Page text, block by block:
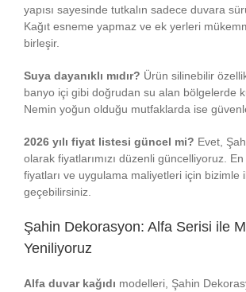
yapısı sayesinde tutkalın sadece duvara
Kağıt esneme yapmaz ve ek yerleri
birleşir.
Suya dayanıklı mıdır? Ürün silinebilir
banyo içi gibi doğrudan su alan bölgelerde
Nemin yoğun olduğu mutfaklarda ise
2026 yılı fiyat listesi güncel mi? Evet,
olarak fiyatlarımızı düzenli güncelliyoruz.
fiyatları ve uygulama maliyetleri için bizimle
geçebilirsiniz.
Şahin Dekorasyon: Alfa Serisi ile
Yeniliyoruz
Alfa duvar kağıdı modelleri, Şahin